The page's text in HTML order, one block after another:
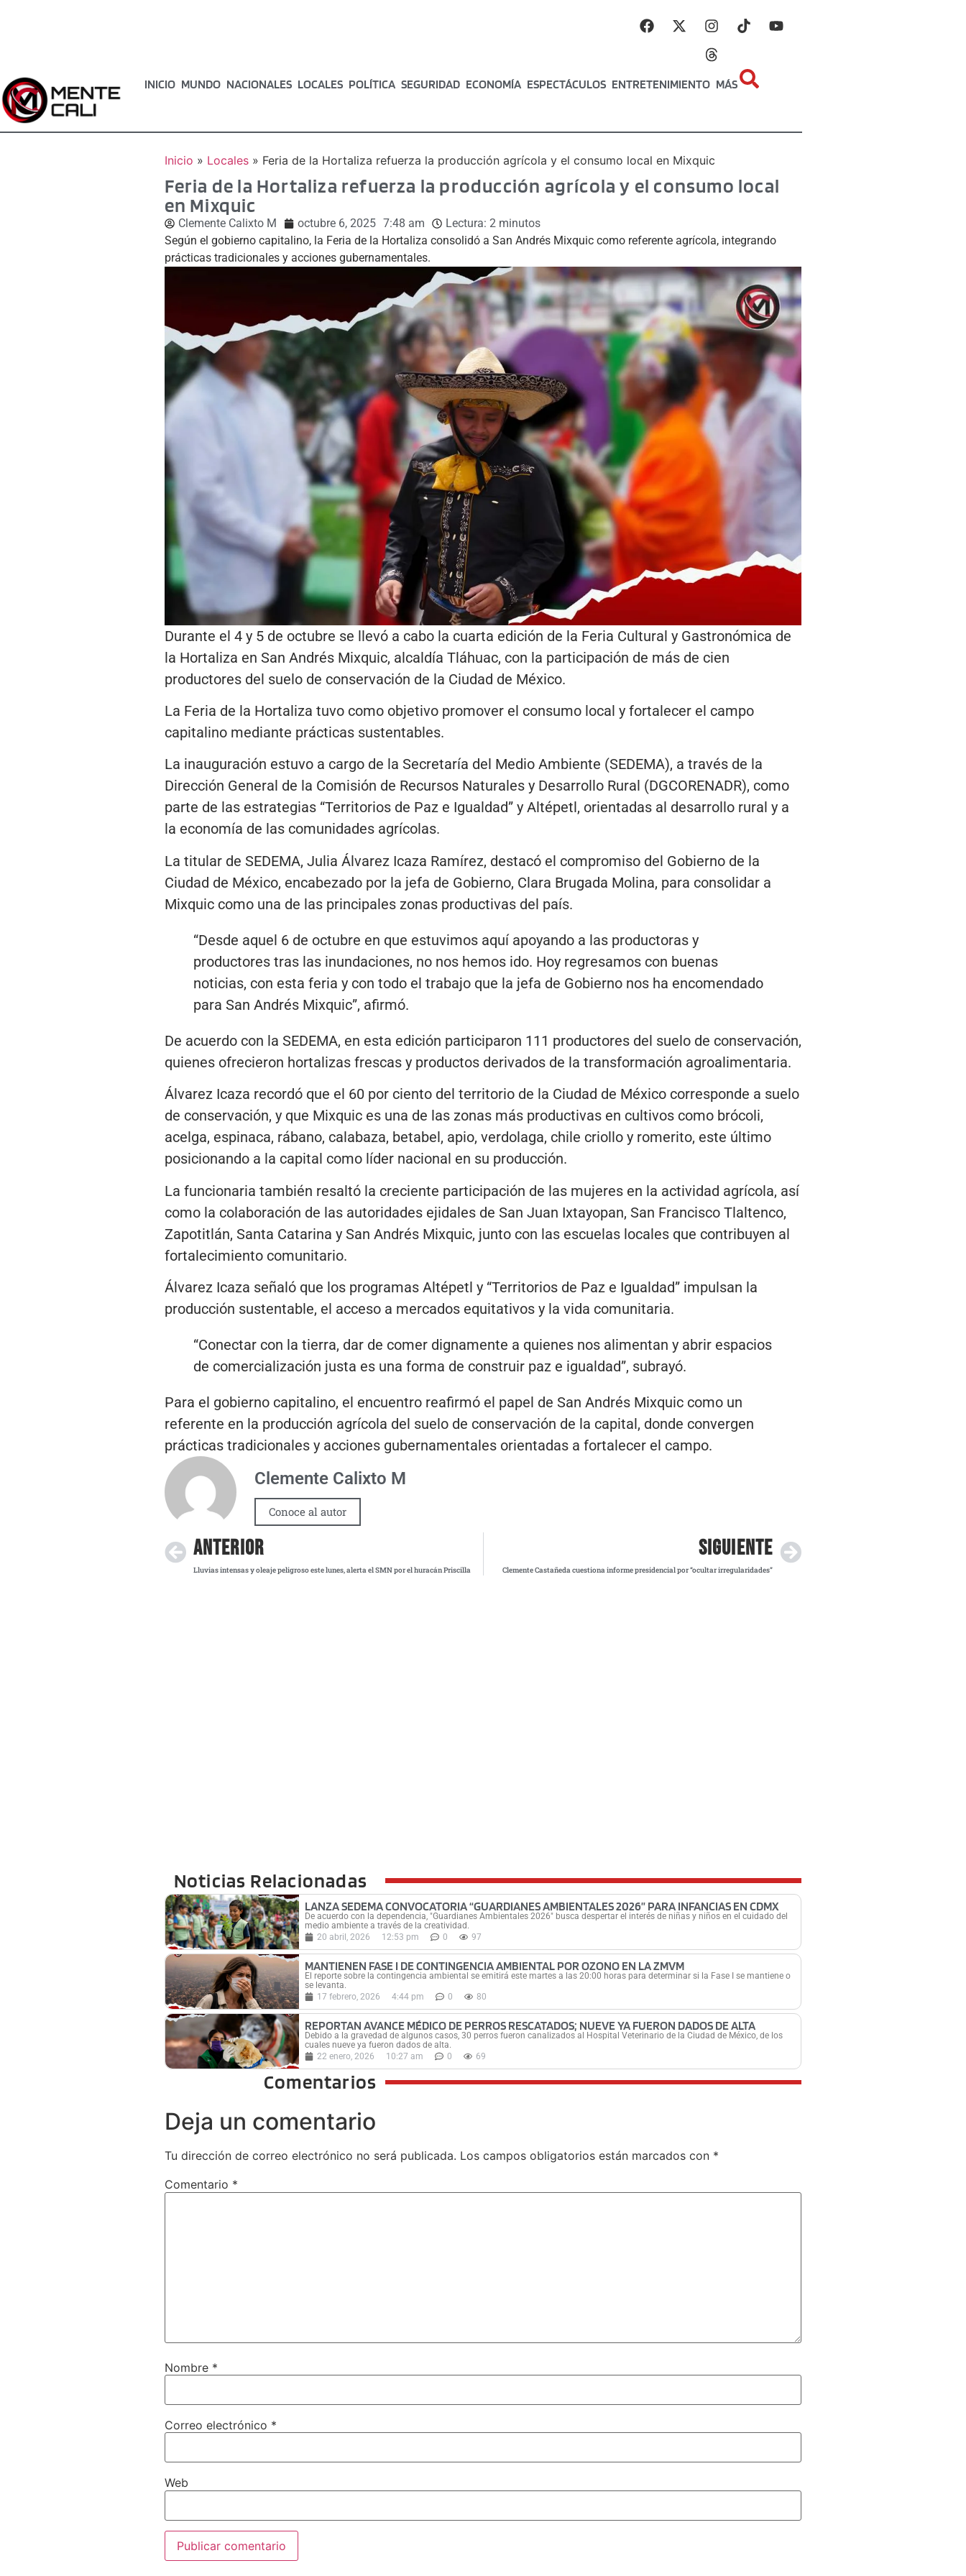
INICIO MUNDO NACIONALES LOCALES POLÍTICA SEGURIDAD ECONOMÍA ESPECTÁCULOS ENTRETENIMIENTO MÁS
Inicio » Locales» Feria de la Hortaliza refuerza la producción agrícola y el consumo local en Mixquic
Feria de la Hortaliza refuerza la producción agrícola y el consumo local
en Mixquic
Clemente Calixto M octubre 6, 2025 7:48 am Lectura: 2 minutos
Según el gobierno capitalino, la Feria de la Hortaliza consolidó a San Andrés Mixquic como referente agrícola, integrando
prácticas tradicionales y acciones gubernamentales.
Durante el 4 y 5 de octubre se llevó a cabo la cuarta edición de la Feria Cultural y Gastronómica de
la Hortaliza en San Andrés Mixquic, alcaldía Tláhuac, con la participación de más de cien
productores del suelo de conservación de la Ciudad de México.
La Feria de la Hortaliza tuvo como objetivo promover el consumo local y fortalecer el campo
capitalino mediante prácticas sustentables.
La inauguración estuvo a cargo de la Secretaría del Medio Ambiente (SEDEMA), a través de la
Dirección General de la Comisión de Recursos Naturales y Desarrollo Rural (DGCORENADR), como
parte de las estrategias “Territorios de Paz e Igualdad” y Altépetl, orientadas al desarrollo rural y a
la economía de las comunidades agrícolas.
La titular de SEDEMA, Julia Álvarez Icaza Ramírez, destacó el compromiso del Gobierno de la
Ciudad de México, encabezado por la jefa de Gobierno, Clara Brugada Molina, para consolidar a
Mixquic como una de las principales zonas productivas del país.
“Desde aquel 6 de octubre en que estuvimos aquí apoyando a las productoras y
productores tras las inundaciones, no nos hemos ido. Hoy regresamos con buenas
noticias, con esta feria y con todo el trabajo que la jefa de Gobierno nos ha encomendado
para San Andrés Mixquic”, afirmó.
De acuerdo con la SEDEMA, en esta edición participaron 111 productores del suelo de conservación,
quienes ofrecieron hortalizas frescas y productos derivados de la transformación agroalimentaria.
Álvarez Icaza recordó que el 60 por ciento del territorio de la Ciudad de México corresponde a suelo
de conservación, y que Mixquic es una de las zonas más productivas en cultivos como brócoli,
acelga, espinaca, rábano, calabaza, betabel, apio, verdolaga, chile criollo y romerito, este último
posicionando a la capital como líder nacional en su producción.
La funcionaria también resaltó la creciente participación de las mujeres en la actividad agrícola, así
como la colaboración de las autoridades ejidales de San Juan Ixtayopan, San Francisco Tlaltenco,
Zapotitlán, Santa Catarina y San Andrés Mixquic, junto con las escuelas locales que contribuyen al
fortalecimiento comunitario.
Álvarez Icaza señaló que los programas Altépetl y “Territorios de Paz e Igualdad” impulsan la
producción sustentable, el acceso a mercados equitativos y la vida comunitaria.
“Conectar con la tierra, dar de comer dignamente a quienes nos alimentan y abrir espacios
de comercialización justa es una forma de construir paz e igualdad”, subrayó.
Para el gobierno capitalino, el encuentro reafirmó el papel de San Andrés Mixquic como un
referente en la producción agrícola del suelo de conservación de la capital, donde convergen
prácticas tradicionales y acciones gubernamentales orientadas a fortalecer el campo.
Clemente Calixto M
Conoce al autor
ANTERIOR
Lluvias intensas y oleaje peligroso este lunes, alerta el SMN por el huracán Priscilla
SIGUIENTE
Clemente Castañeda cuestiona informe presidencial por “ocultar irregularidades”
Noticias Relacionadas
LANZA SEDEMA CONVOCATORIA “GUARDIANES AMBIENTALES 2026” PARA INFANCIAS EN CDMX
De acuerdo con la dependencia, "Guardianes Ambientales 2026" busca despertar el interés de niñas y niños en el cuidado del
medio ambiente a través de la creatividad.
20 abril, 2026
12:53 pm 0 97
MANTIENEN FASE I DE CONTINGENCIA AMBIENTAL POR OZONO EN LA ZMVM
El reporte sobre la contingencia ambiental se emitirá este martes a las 20:00 horas para determinar si la Fase I se mantiene o
se levanta.
17 febrero, 2026
4:44 pm 0 80
REPORTAN AVANCE MÉDICO DE PERROS RESCATADOS; NUEVE YA FUERON DADOS DE ALTA
Debido a la gravedad de algunos casos, 30 perros fueron canalizados al Hospital Veterinario de la Ciudad de México, de los
cuales nueve ya fueron dados de alta.
22 enero, 2026
10:27 am 0 69
Comentarios
Deja un comentario
Tu dirección de correo electrónico no será publicada. Los campos obligatorios están marcados con *
Comentario *
Nombre *
Correo electrónico *
Web